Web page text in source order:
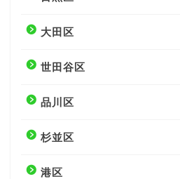
大田区
世田谷区
品川区
杉並区
港区